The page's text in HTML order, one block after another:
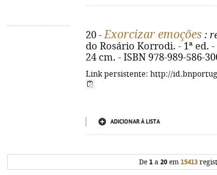
20 -Exorcizar emoções :
do Rosário Korrodi. - 1ª ed.
24 cm. - ISBN 978-989-586-
Link persistente: http://
ADICIONAR À LISTA
De 1 a 20 em 15413